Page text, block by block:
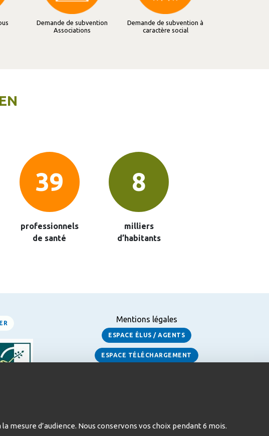
Demande de subvention
Associations
Demande de subvention à
caractère social
57
professionnels
de santé
12
milliers
d’habitants
Mentions légales
ESPACE ÉLUS / AGENTS
ESPACE TÉLÉCHARGEMENT
mesure d’audience. Nous conservons vos choix pendant 6 mois.